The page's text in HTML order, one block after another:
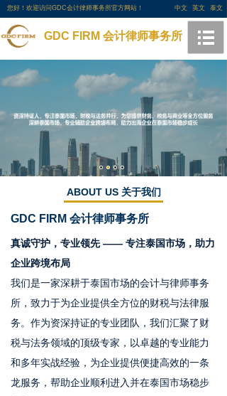
您好！欢迎访问GDC会计律师事务所官方网站！ 中文 英文 泰文
GDC FIRM 会计律师事务所
ABOUT US 关于我们
GDC FIRM 会计律师事务所
真诚守护，专业领先 —— 专注泰国市场，助力
企业跨境布局
我们是一家深耕于泰国市场的会计与律师事务
所，致力于为企业提供全方位的财税与法律服
务。作为资深持证的专业团队，我们汇聚了财
税与法务领域的顶级专家，以卓越的专业能力
和多年实战经验，为企业提供便捷高效的一条
龙服务，帮助企业顺利进入并在泰国市场稳步